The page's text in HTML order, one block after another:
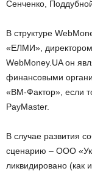
Сенченко,
В структуре
«ЕЛМИ», директором
WebMoney.UA он
финансовыми
«ВМ-Фактор», если
PayMaster.
В случае развития
сценарию – ООО
ликвидировано (как